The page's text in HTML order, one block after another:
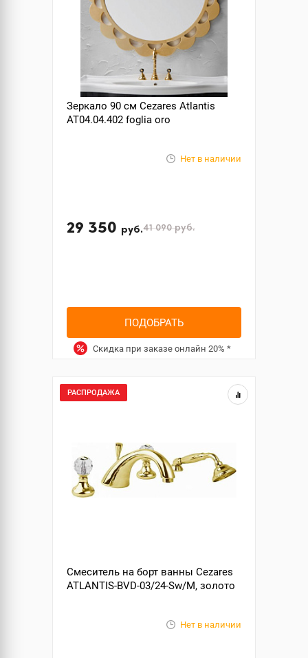
Зеркало 90 см Cezares Atlantis
AT04.04.402 foglia oro
Нет в наличии
29 350 руб.41 090руб.
ПОДОБРАТЬ
Скидка при заказе онлайн 20% *
РАСПРОДАЖА
Смеситель на борт ванны Cezares
ATLANTIS-BVD-03/24-Sw/M, золото
Нет в наличии